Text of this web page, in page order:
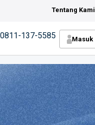
Tentang Kami
137-5585 Masuk